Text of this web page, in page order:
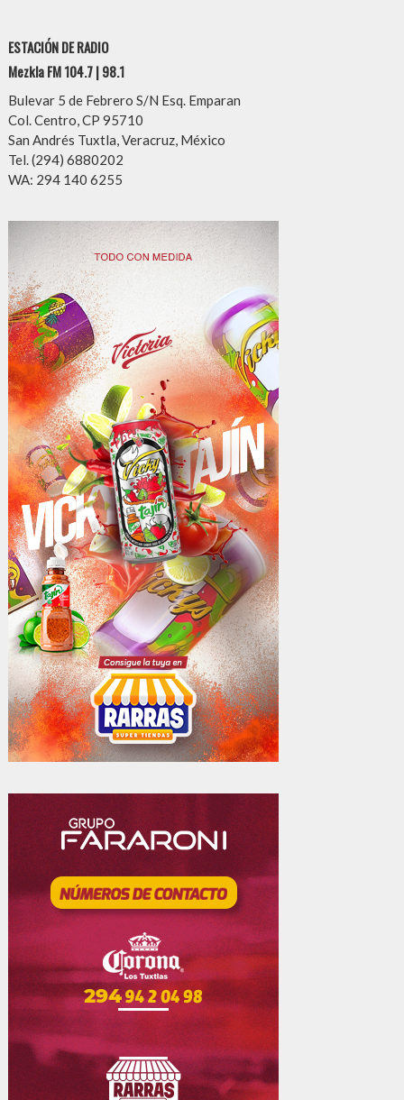
ESTACIÓN DE RADIO
Mezkla FM 104.7 | 98.1
Bulevar 5 de Febrero S/N Esq. Emparan
Col. Centro, CP 95710
San Andrés Tuxtla, Veracruz, México
Tel. (294) 6880202
WA: 294 140 6255